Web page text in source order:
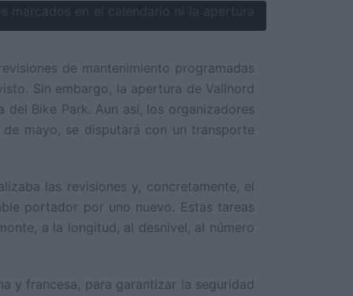
marcados en el calendario ni la apertura
de mantenimiento programadas
Sin embargo, la apertura de Vallnord
Bike Park. Aun así, los organizadores
mayo, se disputará con un transporte
las revisiones y, concretamente, el
portador por uno nuevo. Estas tareas
a la longitud, al desnivel, al número
y francesa, para garantizar la seguridad